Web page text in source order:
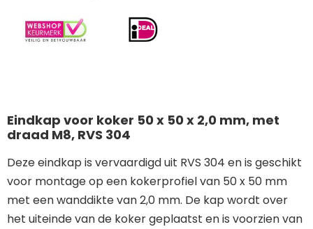
Eindkap voor koker 50 x 50 x 2,0 mm, met
draad M8, RVS 304
Deze eindkap is vervaardigd uit RVS 304 en is geschikt
voor montage op een kokerprofiel van 50 x 50 mm
met een wanddikte van 2,0 mm. De kap wordt over
het uiteinde van de koker geplaatst en is voorzien van